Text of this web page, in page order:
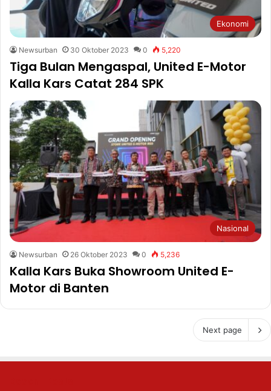
Ekonomi
Newsurban 30 Oktober 2023 0 5,220
Tiga Bulan Mengaspal, United E-Motor
Kalla Kars Catat 284 SPK
Nasional
Newsurban 26 Oktober 2023 0 5,236
Kalla Kars Buka Showroom United E-
Motor di Banten
Next page